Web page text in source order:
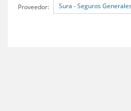
Proveedor: Sura - Seguros